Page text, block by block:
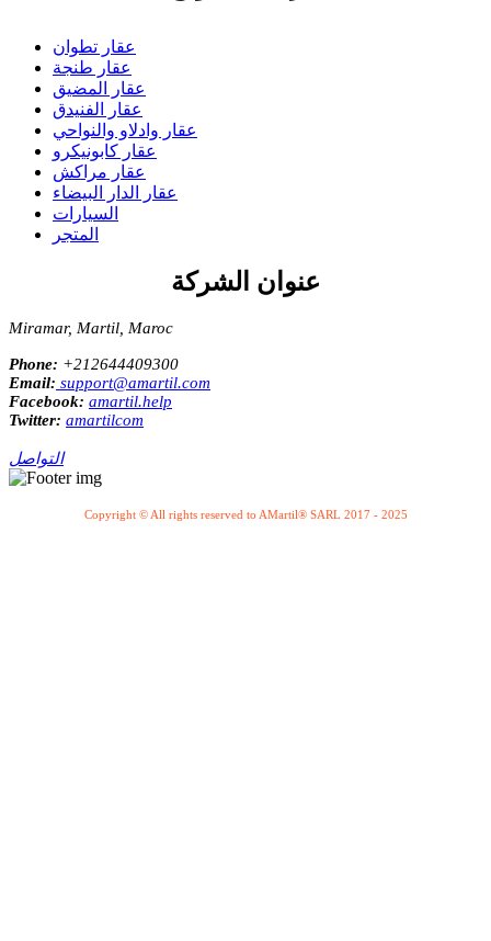
عقار تطوان
عقار طنجة
عقار المضيق
عقار الفنيدق
عقار وادلاو والنواحي
عقار كابونيكرو
عقار مراكش
عقار الدار البيضاء
السيارات
المتجر
عنوان الشركة
Miramar, Martil, Maroc
Phone: +212644409300
Email: support@amartil.com
Facebook: amartil.help
Twitter: amartilcom
التواصل
Copyright © All rights reserved to AMartil® SARL 2017 - 2025